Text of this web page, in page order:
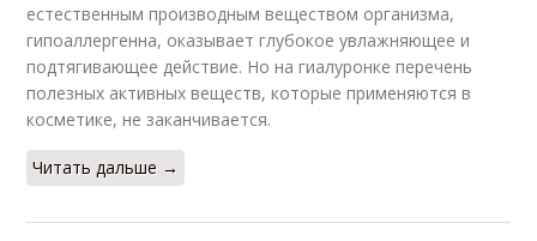
естественным производным веществом организма,
гипоаллергенна, оказывает глубокое увлажняющее и
подтягивающее действие. Но на гиалуронке перечень
полезных активных веществ, которые применяются в
косметике, не заканчивается.
Читать дальше →